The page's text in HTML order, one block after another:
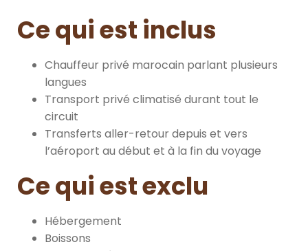
Ce qui est inclus
Chauffeur privé marocain parlant plusieurs
langues
Transport privé climatisé durant tout le
circuit
Transferts aller-retour depuis et vers
l’aéroport au début et à la fin du voyage
Ce qui est exclu
Hébergement
Boissons